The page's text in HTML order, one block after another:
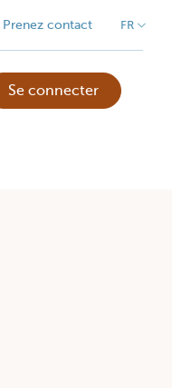
Prenez contact FR
Se connecter